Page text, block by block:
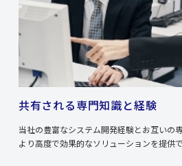
共有される専門知識と経験
当社の豊富なシステム開発経験とお互いの
より高度で効果的なソリューションを提供で